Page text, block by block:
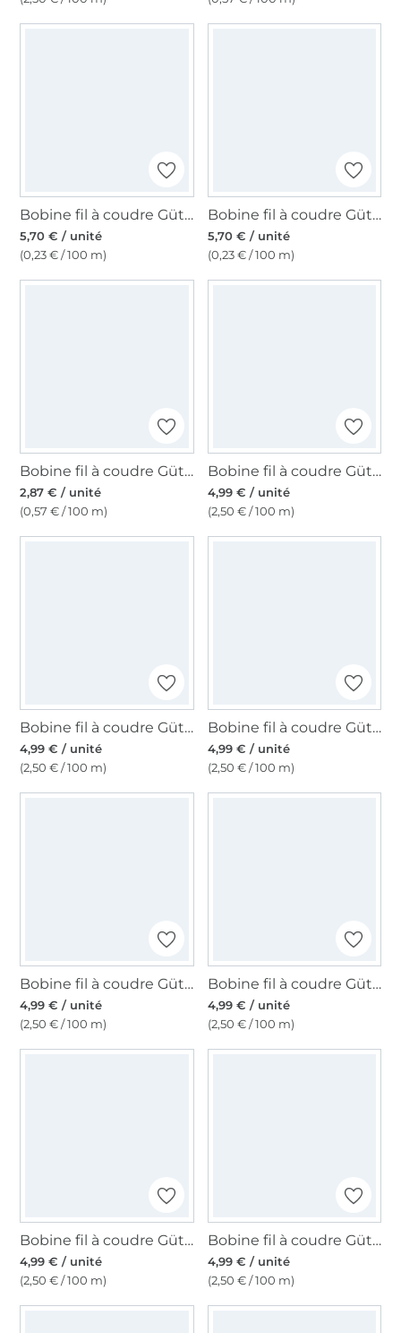
Bobine fil à coudre Gütermann 2500m polyester Toldi Lock, (9540) gris
5,70 € / unité
(0,23 € / 100 m)
Bobine fil à coudre Gütermann 2500m polyester Toldi Lock, (6950) bleu foncé
5,70 € / unité
(0,23 € / 100 m)
Bobine fil à coudre Gütermann 500m polyester Toldi, (696) marron foncé
2,87 € / unité
(0,57 € / 100 m)
Bobine fil à coudre Gütermann 200m polyester, (537) gris phoque
4,99 € / unité
(2,50 € / 100 m)
Bobine fil à coudre Gütermann 200m polyester, (487) bleu foncé
4,99 € / unité
(2,50 € / 100 m)
Bobine fil à coudre Gütermann 200m polyester, (711) bleu marine
4,99 € / unité
(2,50 € / 100 m)
Bobine fil à coudre Gütermann 200m polyester, (025) bleu pétrole
4,99 € / unité
(2,50 € / 100 m)
Bobine fil à coudre Gütermann 200m polyester, (656) lilas bleu
4,99 € / unité
(2,50 € / 100 m)
Bobine fil à coudre Gütermann 200m polyester, (722) sable
4,99 € / unité
(2,50 € / 100 m)
Bobine fil à coudre Gütermann 200m polyester, (417) jaune
4,99 € / unité
(2,50 € / 100 m)